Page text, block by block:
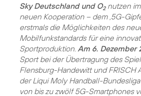
Sky Deutschland und O2nutzen
neuen Kooperation – dem ‚5G-
erstmals die Möglichkeiten des
Mobilfunkstandards für eine
Sportproduktion. Am 6. Dezember
Sport bei der Übertragung des
Flensburg-Handewitt und FRISCH
der Liqui Moly Handball-
von bis zu zwölf 5G-Smartphones